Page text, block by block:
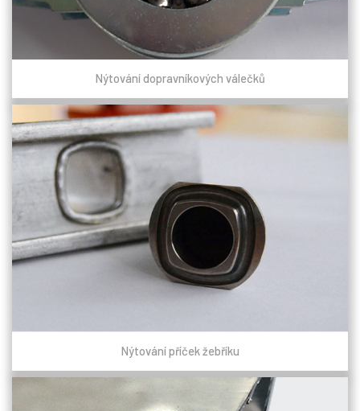
Nýtování dopravníkových válečků
Nýtování příček žebříku